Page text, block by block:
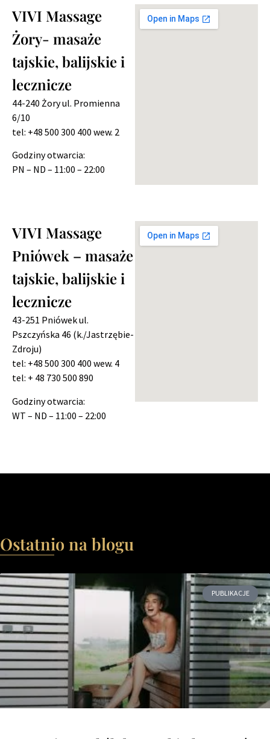
VIVI Massage
Żory- masaże
tajskie, balijskie i
lecznicze
44-240 Żory ul. Promienna
6/10
tel: +48 500 300 400 wew. 2
Godziny otwarcia:
PN – ND – 11:00 – 22:00
VIVI Massage
Pniówek – masaże
tajskie, balijskie i
lecznicze
43-251 Pniówek ul.
Pszczyńska 46 (k./Jastrzębie-
Zdroju)
tel: +48 500 300 400 wew. 4
tel: + 48 730 500 890
Godziny otwarcia:
WT – ND – 11:00 – 22:00
Ostatnio na blogu
PUBLIKACJE